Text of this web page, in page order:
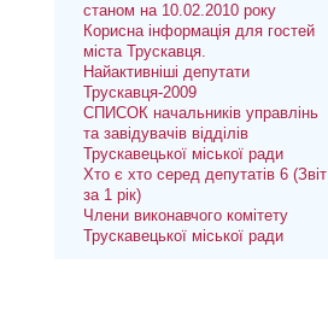
станом на 10.02.2010 року
Корисна інформація для гостей
міста Трускавця.
Найактивніші депутати
Трускавця-2009
СПИСОК начальників управлінь
та завідувачів відділів
Трускавецької міської ради
Хто є хто серед депутатів 6 (Звіт
за 1 рік)
Члени виконавчого комітету
Трускавецької міської ради